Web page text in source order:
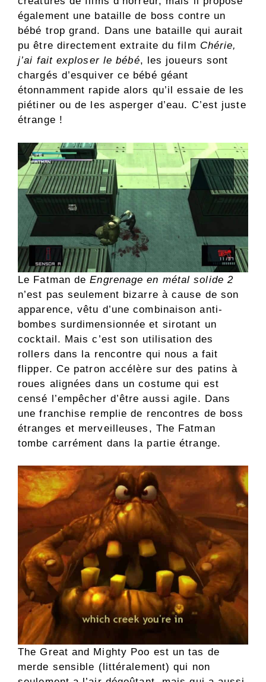
également une bataille de boss contre un
bébé trop grand. Dans une bataille qui aurait
pu être directement extraite du film Chérie,
j’ai fait exploser le bébé, les joueurs sont
chargés d’esquiver ce bébé géant
étonnamment rapide alors qu’il essaie de les
piétiner ou de les asperger d’eau. C’est juste
étrange !
Le Fatman deEngrenage en métal solide 2
n’est pas seulement bizarre à cause de son
apparence, vêtu d’une combinaison anti-
bombes surdimensionnée et sirotant un
cocktail. Mais c’est son utilisation des
rollers dans la rencontre qui nous a fait
flipper. Ce patron accélère sur des patins à
roues alignées dans un costume qui est
censé l’empêcher d’être aussi agile. Dans
une franchise remplie de rencontres de boss
étranges et merveilleuses, The Fatman
tombe carrément dans la partie étrange.
The Great and Mighty Poo est un tas de
merde sensible (littéralement) qui non